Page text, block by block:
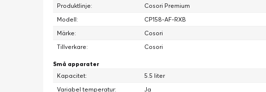
Produktlinje:
Cosori Premium
Modell:
CP158-AF-RXB
Märke:
Cosori
Tillverkare:
Cosori
Små apparater
Kapacitet:
5.5 liter
Variabel temperatur:
Ja